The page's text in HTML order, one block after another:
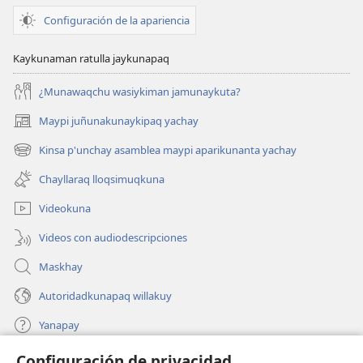
Configuración de la apariencia
Kaykunaman ratulla jaykunapaq
¿Munawaqchu wasiykiman jamunaykuta?
Maypi juñunakunaykipaq yachay
(abre
una
nueva
ventana)
Kinsa p'unchay asamblea maypi aparikunanta yachay
(abre
una
nueva
ventana)
Chayllaraq lloqsimuqkuna
Videokuna
Videos con audiodescripciones
Maskhay
Autoridadkunapaq willakuy
Yanapay